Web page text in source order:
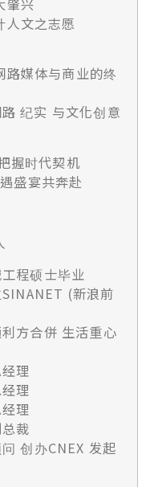
肇兴
人文之志愿
路媒体与商业的终
纪实 与文化创意
握时代契机
盛宴共奔赴
程硕士毕业
(新浪前
方合併 生活重心
理
理
理
裁
创办CNEX 发起